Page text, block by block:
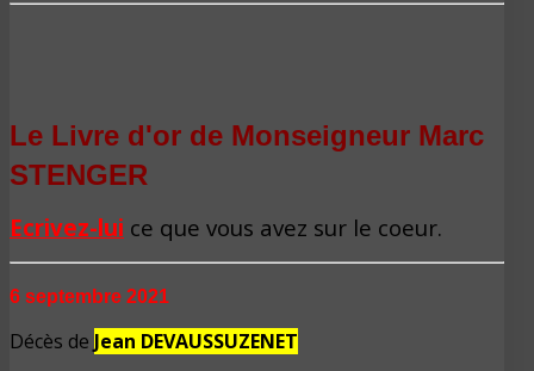
Le Livre d'or de Monseigneur Marc
STENGER
Ecrivez-lui ce que vous avez sur le coeur.
6 septembre 2021
Décès de Jean DEVAUSSUZENET